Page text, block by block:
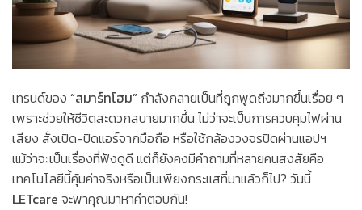
เทรนด์ของ “สมาร์ทโฮม” กำลังกลายเป็นที่ถูกพูดถึงมากขึ้นเรื่อย ๆ
เพราะช่วยให้ชีวิตสะดวกสบายมากขึ้น ไม่ว่าจะเป็นการควบคุมไฟผ่าน
เสียง สั่งเปิด-ปิดแอร์จากมือถือ หรือใช้กล้องวงจรปิดผ่านแอปฯ
แม้ว่าจะเป็นเรื่องที่ฟังดูดี แต่ก็ยังคงมีคำถามที่หลายคนสงสัยคือ
เทคโนโลยีนี้คุ้มค่าจริงหรือเป็นเพียงกระแสที่มาแล้วก็ไป? วันนี้
LETcare จะพาคุณมาหาคำตอบกัน!